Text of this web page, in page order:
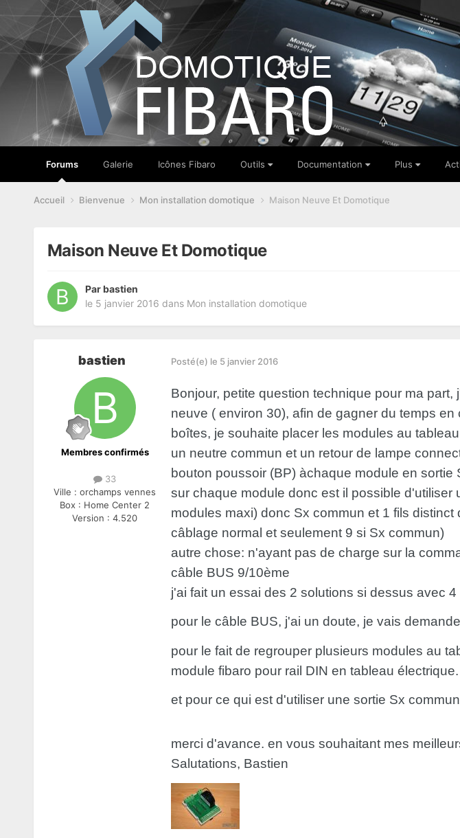
Forums Galerie Icônes Fibaro Outils Documentation Plus
Accueil Bienvenue Mon installation domotique Maison Neuve Et Domotique
Maison Neuve Et Domotique
Par bastien
le 5 janvier 2016 dans Mon installation domotique
bastien
Membres confirmés
33
Ville :orchamps vennes
Box : Home Center 2
Version :4.520
Posté(e) le 5 janvier 2016
Bonjour, petite question technique pour ma
neuve ( environ 30), afin de gagner du temps
boîtes, je souhaite placer les modules au
un neutre commun et un retour de lampe
bouton poussoir (BP) àchaque module en
sur chaque module donc est il possible
modules maxi) donc Sx commun et 1 fils
câblage normal et seulement 9 si Sx commun)
autre chose: n'ayant pas de charge sur la
câble BUS 9/10ème
j'ai fait un essai des 2 solutions si dessus avec
pour le câble BUS, j'ai un doute, je vais
pour le fait de regrouper plusieurs modules au
module fibaro pour rail DIN en tableau électrique.
et pour ce qui est d'utiliser une sortie Sx
merci d'avance. en vous souhaitant mes
Salutations, Bastien